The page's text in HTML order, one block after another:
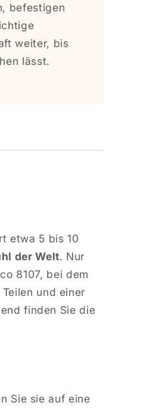
befestigen
weiter, bis
lässt.
etwa 5 bis 10
der Welt. Nur
8107, bei dem
und einer
finden Sie die
Sie sie auf eine